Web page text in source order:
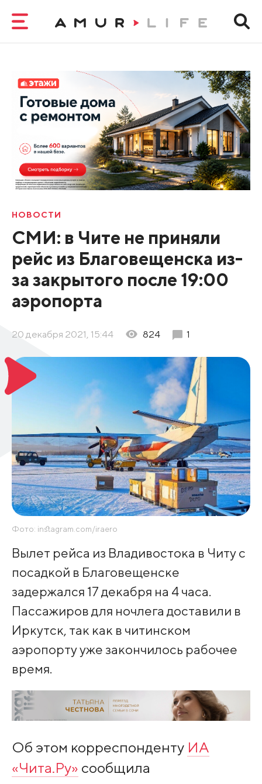
НОВОСТИ
СМИ: в Чите не приняли
рейс из Благовещенска из-
за закрытого после 19:00
аэропорта
20 декабря 2021, 15:44 824 1
Фото: instagram.com/iraero
Вылет рейса из Владивостока в Читу с
посадкой в Благовещенске
задержался 17 декабря на 4 часа.
Пассажиров для ночлега доставили в
Иркутск, так как в читинском
аэропорту уже закончилось рабочее
время.
Об этом корреспонденту ИА
«Чита.Ру» сообщила